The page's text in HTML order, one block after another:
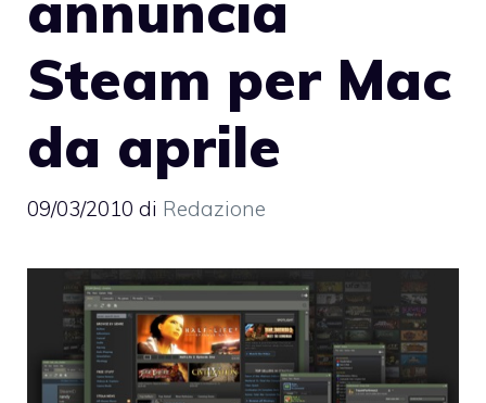
Steam per Mac
da aprile
09/03/2010 di Redazione